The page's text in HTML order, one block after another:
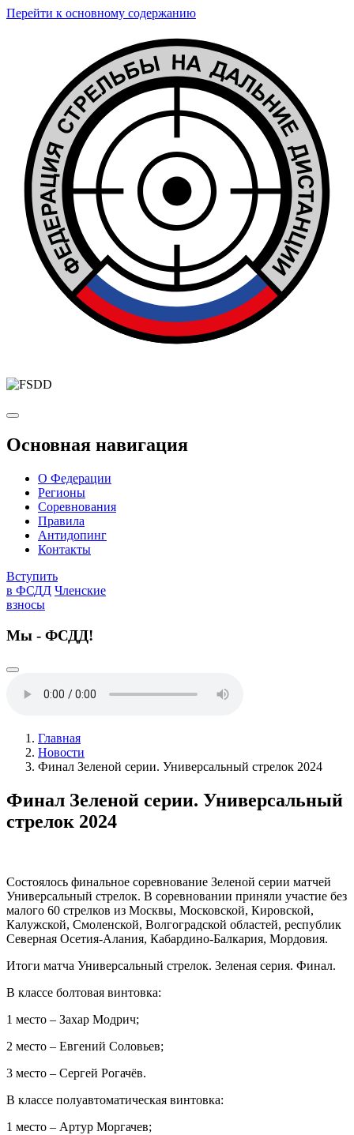
Перейти к основному содержанию
Основная навигация
О Федерации
Регионы
Соревнования
Правила
Антидопинг
Контакты
Вступить
в ФСДД Членские
взносы
Мы - ФСДД!
Главная
Новости
Финал Зеленой серии. Универсальный стрелок 2024
Финал Зеленой серии. Универсальный
стрелок 2024
Состоялось финальное соревнование Зеленой серии матчей
Универсальный стрелок. В соревновании приняли участие без
малого 60 стрелков из Москвы, Московской, Кировской,
Калужской, Смоленской, Волгоградской областей, республик
Северная Осетия-Алания, Кабардино-Балкария, Мордовия.
Итоги матча Универсальный стрелок. Зеленая серия. Финал.
В классе болтовая винтовка:
1 место – Захар Модрич;
2 место – Евгений Соловьев;
3 место – Сергей Рогачёв.
В классе полуавтоматическая винтовка:
1 место – Артур Моргачев;